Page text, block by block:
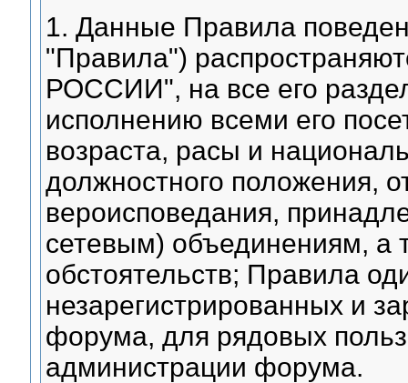
1. Данные Правила
"Правила")
РОССИИ", на все его
исполнению всеми его
возраста, расы и
должностного положения,
вероисповедания,
сетевым) объединениям, а
обстоятельств; Правила
незарегистрированных и
форума, для рядовых
администрации форума.